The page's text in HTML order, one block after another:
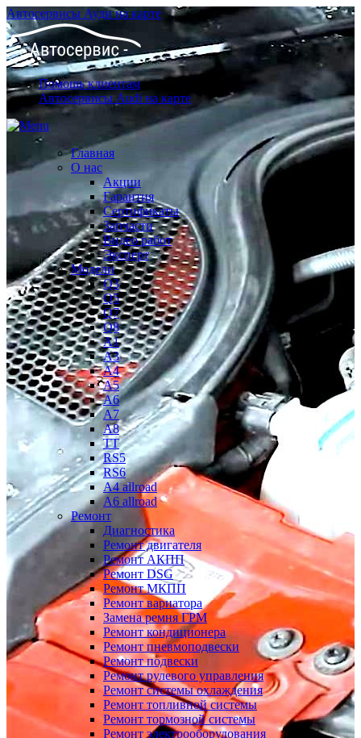
Автосервисы Ауди на карте
Помощь клиентам
Автосервисы Audi на карте
Главная
О нас
Акции
Гарантия
Сертификаты
Запчасти
Видео работ
Эксперт
Модели
Q3
Q5
Q7
Q8
A1
A3
A4
A5
A6
A7
A8
TT
RS5
RS6
A4 allroad
A6 allroad
Ремонт
Диагностика
Ремонт двигателя
Ремонт АКПП
Ремонт DSG
Ремонт МКПП
Ремонт вариатора
Замена ремня ГРМ
Ремонт кондиционера
Ремонт пневмоподвески
Ремонт подвески
Ремонт рулевого управления
Ремонт системы охлаждения
Ремонт топливной системы
Ремонт тормозной системы
Ремонт электрооборудования